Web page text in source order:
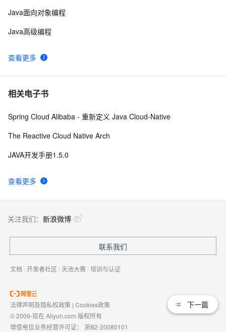
查看更多
Java面向对象编程
Java高级编程
相关电子书
查看更多
Spring Cloud Alibaba - 重新定义 Java Cloud-Native
The Reactive Cloud Native Arch
JAVA开发手册1.5.0
下一篇
关注我们： 新浪微博
联系我们
文档 | 开发者社区 | 天池大赛 | 培训与认证
法律声明及隐私权政策 | Cookies政策
© 2009-现在 Aliyun.com 版权所有
增值电信业务经营许可证： 浙B2-20080101